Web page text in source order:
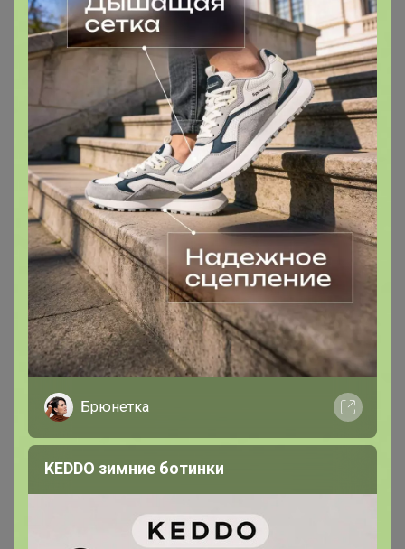
Хит
3 243р
Туфли женские (100% Кожа),
Riveri by Ralf Ringer
3 618р
Мокасины женские (100%
Кожа), Riveri by Ralf Ringer
Информация о заказах доступна
лишь членам клуба
Показать
Брюнетка
KEDDO зимние ботинки